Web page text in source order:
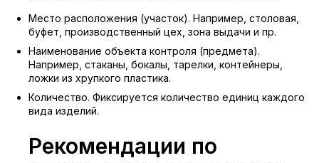
Место расположения (участок). Например, столовая,
буфет, производственный цех, зона выдачи и пр.
Наименование объекта контроля (предмета).
Например, стаканы, бокалы, тарелки, контейнеры,
ложки из хрупкого пластика.
Количество. Фиксируется количество единиц каждого
вида изделий.
Рекомендации по